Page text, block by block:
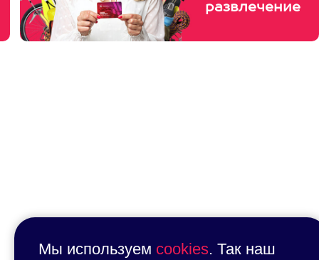
развлечение
Мы используем cookies. Так наш